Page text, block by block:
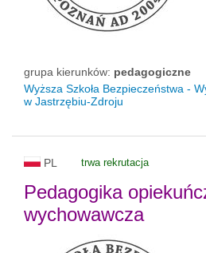
grupa kierunków: pedagogiczne
Wyższa Szkoła Bezpieczeństwa -
w Jastrzębiu-Zdroju
PL trwa rekrutacja
Pedagogika
wychowawcza